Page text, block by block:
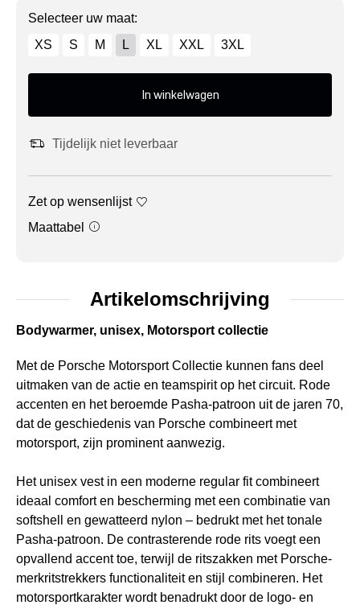
Selecteer uw maat:
XS
S M L XL XXL 3XL
In winkelwagen
Tijdelijk niet leverbaar
Zet op wensenlijst
Maattabel
Artikelomschrijving
Bodywarmer, unisex, Motorsport collectie
Met de Porsche Motorsport Collectie kunnen fans deel
uitmaken van de actie en teamspirit op het circuit. Rode
accenten en het beroemde Pasha-patroon uit de jaren 70,
dat de geschiedenis van Porsche combineert met
motorsport, zijn prominent aanwezig.
Het unisex vest in een moderne regular fit combineert
ideaal comfort en bescherming met een combinatie van
softshell en gewatteerd nylon – bedrukt met het tonale
Pasha-patroon. De contrasterende rode rits voegt een
opvallend accent toe, terwijl de ritszakken met Porsche-
merkritstrekkers functionaliteit en stijl combineren. Het
motorsportkarakter wordt benadrukt door de logo- en